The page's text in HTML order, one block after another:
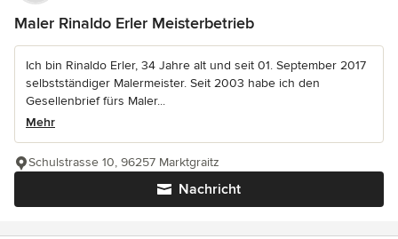
Maler Rinaldo Erler Meisterbetrieb
Ich bin Rinaldo Erler, 34 Jahre alt und seit 01. September 2017
selbstständiger Malermeister. Seit 2003 habe ich den
Gesellenbrief fürs Maler...
Mehr
Nachricht
Schulstrasse 10, 96257 Marktgraitz